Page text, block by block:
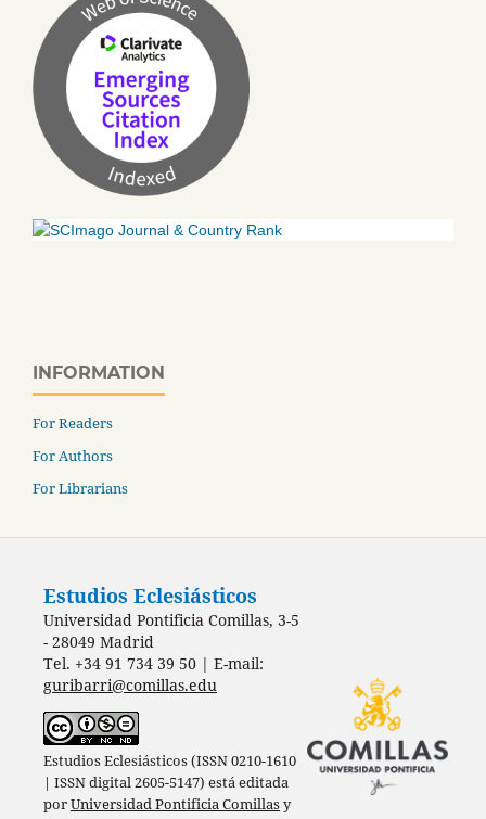
INFORMATION
For Readers
For Authors
For Librarians
Estudios Eclesiásticos
Universidad Pontificia Comillas, 3-5
- 28049 Madrid
Tel. +34 91 734 39 50 | E-mail:
guribarri@comillas.edu
Estudios Eclesiásticos (ISSN 0210-1610
| ISSN digital 2605-5147) está editada
porUniversidad Pontificia Comillasy